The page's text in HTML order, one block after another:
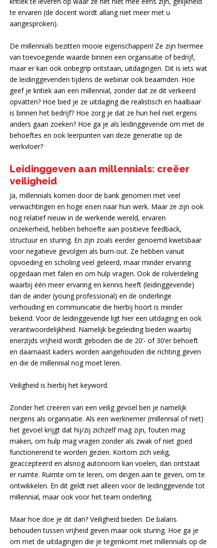
te ervaren (de docent wordt allang niet meer met u
aangesproken).
De millennials bezitten mooie eigenschappen! Ze zijn hiermee
van toevoegende waarde binnen een organisatie of bedrijf,
maar er kan ook onbegrip ontstaan, uitdagingen. Dit is iets wat
de leidinggevenden tijdens de webinar ook beaamden. Hoe
geef je kritiek aan een millennial, zonder dat ze dit verkeerd
opvatten? Hoe bied je ze uitdaging die realistisch en haalbaar
is binnen het bedrijf? Hoe zorg je dat ze hun heil niet ergens
anders gaan zoeken? Hoe ga je als leidinggevende om met de
behoeftes en ook leerpunten van deze generatie op de
werkvloer?
Leidinggeven aan millennials: creëer
veiligheid
Ja, millennials komen door de bank genomen met veel
verwachtingen en hoge eisen naar hun werk. Maar ze zijn ook
nog relatief nieuw in de werkende wereld, ervaren
onzekerheid, hebben behoefte aan positieve feedback,
structuur en sturing. En zijn zoals eerder genoemd kwetsbaar
voor negatieve gevolgen als burn-out. Ze hebben vanuit
opvoeding en scholing veel geleerd, maar minder ervaring
opgedaan met falen en om hulp vragen. Ook de rolverdeling
waarbij één meer ervaring en kennis heeft (leidinggevende)
dan de ander (young professional) en de onderlinge
verhouding en communicatie die hierbij hoort is minder
bekend. Voor de leidinggevende ligt hier een uitdaging en ook
verantwoordelijkheid. Namelijk begeleiding bieden waarbij
enerzijds vrijheid wordt geboden die de 20’- of 30’er behoeft
en daarnaast kaders worden aangehouden die richting geven
en die de millennial nog moet leren.
Veiligheid is hierbij het keyword.
Zonder het creëren van een veilig gevoel ben je namelijk
nergens als organisatie. Als een werknemer (millennial of niet)
het gevoel krijgt dat hij/zij zichzelf mag zijn, fouten mag
maken, om hulp mag vragen zonder als zwak of niet goed
functionerend te worden gezien. Kortom zich veilig,
geaccepteerd en alsnog autonoom kan voelen, dan ontstaat
er ruimte. Ruimte om te leren, om dingen aan te geven, om te
ontwikkelen. En dit geldt niet alleen voor de leidinggevende tot
millennial, maar ook voor het team onderling.
Maar hoe doe je dit dan? Veiligheid bieden. De balans
behouden tussen vrijheid geven maar ook sturing. Hoe ga je
om met de uitdagingen die je tegenkomt met millennials op de